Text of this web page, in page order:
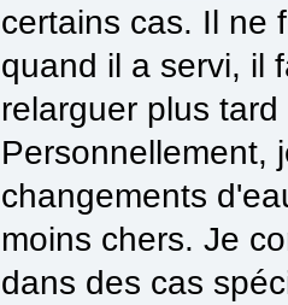
certains cas. Il ne
quand il a servi, il
relarguer plus
Personnellement,
changements
moins chers. Je
dans des cas